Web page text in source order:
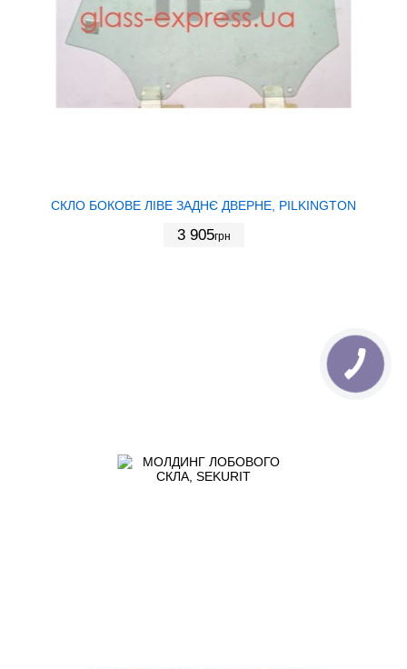
СКЛО БОКОВЕ ЛІВЕ ЗАДНЄ ДВЕРНЕ, PILKINGTON
3 905грн